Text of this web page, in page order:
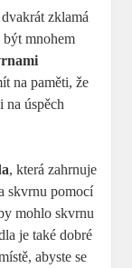
zklamá
být mnohem
na paměti, že
na úspěch
, která zahrnuje
skvrnu pomocí
mohlo skvrnu
je také dobré
abyste se